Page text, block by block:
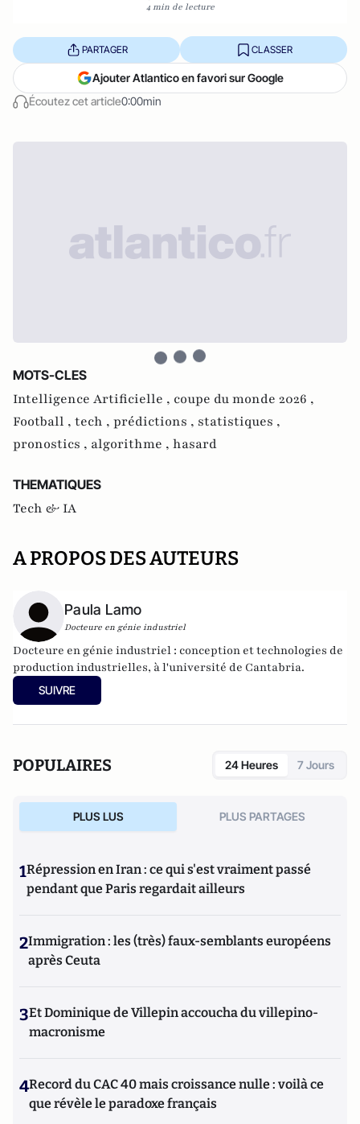
4 min de lecture
Écoutez cet article0:00min
PARTAGER CLASSER
Ajouter Atlantico en favori sur Google
MOTS-CLES
Intelligence Artificielle , coupe du monde 2026 ,
Football , tech , prédictions , statistiques ,
pronostics , algorithme , hasard
THEMATIQUES
Tech & IA
A PROPOS DES AUTEURS
Paula Lamo
Docteure en génie industriel
Docteure en génie industriel : conception et technologies de
production industrielles, à l'université de Cantabria.
SUIVRE
POPULAIRES 24 Heures 7 Jours
PLUS LUS PLUS PARTAGES
1Répression en Iran : ce qui s'est vraiment passé
pendant que Paris regardait ailleurs
2Immigration : les (très) faux-semblants européens
après Ceuta
3Et Dominique de Villepin accoucha du villepino-
macronisme
4Record du CAC 40 mais croissance nulle : voilà ce
que révèle le paradoxe français